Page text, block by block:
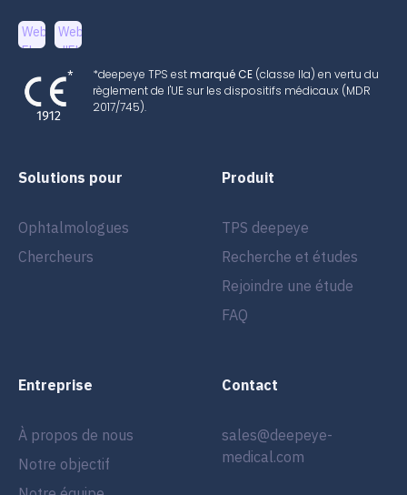
*deepeye TPS estmarqué CE(classe IIa) en vertu du
règlement de l'UE sur les dispositifs médicaux (MDR
2017/745).
Solutions pour
Ophtalmologues
Chercheurs
Produit
TPS deepeye
Recherche et études
Rejoindre une étude
FAQ
Entreprise
À propos de nous
Notre objectif
Contact
sales@deepeye-
medical.com